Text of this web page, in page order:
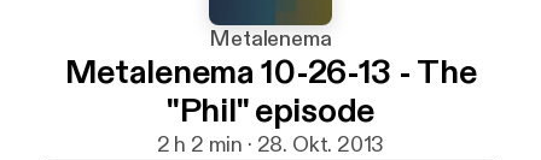
Metalenema
Metalenema 10-26-13 - The
"Phil" episode
2 h 2 min · 28. Okt. 2013